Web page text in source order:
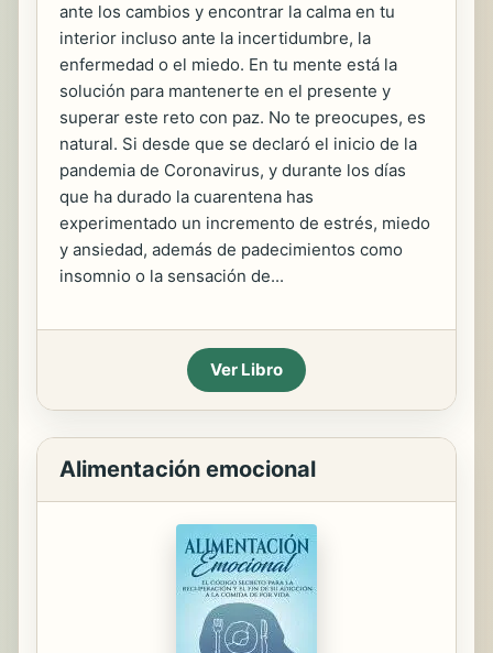
ante los cambios y encontrar la calma en tu
interior incluso ante la incertidumbre, la
enfermedad o el miedo. En tu mente está la
solución para mantenerte en el presente y
superar este reto con paz. No te preocupes, es
natural. Si desde que se declaró el inicio de la
pandemia de Coronavirus, y durante los días
que ha durado la cuarentena has
experimentado un incremento de estrés, miedo
y ansiedad, además de padecimientos como
insomnio o la sensación de...
Ver Libro
Alimentación emocional